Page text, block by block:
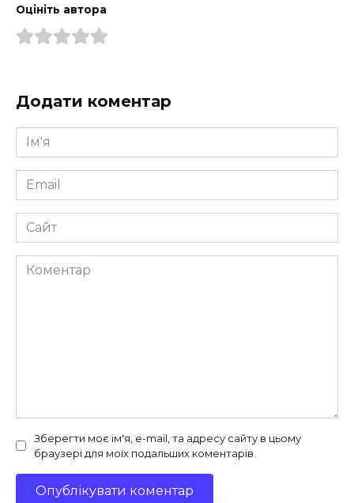
Оцініть автора
Додати коментар
Ім'я
*
Email
*
Сайт
Коментар
Зберегти моє ім'я, e-mail, та адресу сайту в цьому
браузері для моїх подальших коментарів.